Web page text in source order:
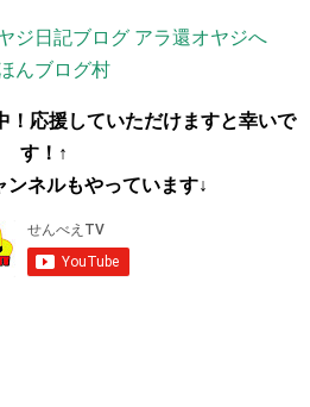
んブログ村
！応援していただけますと幸いで
す！↑
ンネルもやっています↓